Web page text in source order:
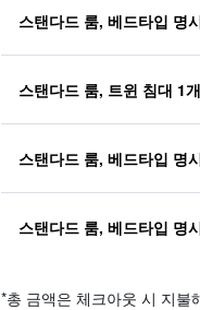
스탠다드 룸, 베드타입 명
스탠다드 룸, 트윈 침대 1개
스탠다드 룸, 베드타입 명
스탠다드 룸, 베드타입 명
*총 금액은 체크아웃 시 지불